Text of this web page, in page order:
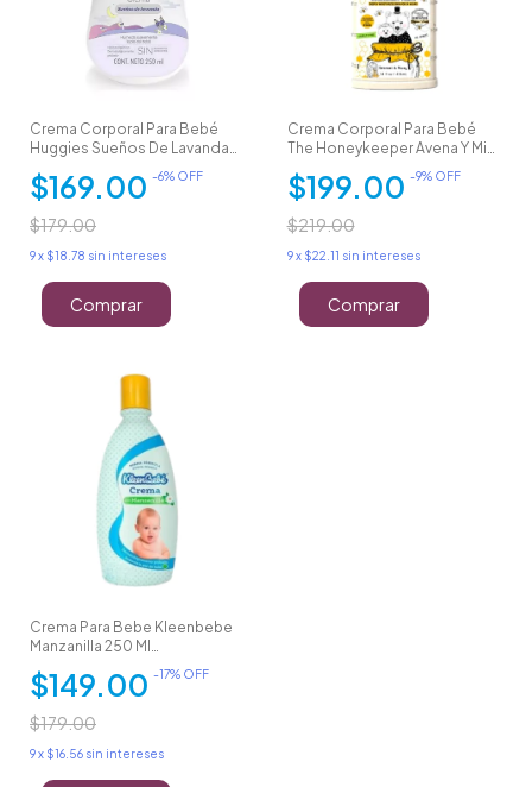
Crema Corporal Para Bebé
Huggies Sueños De Lavanda
$169.00 -6% OFF
$179.00
9x $18.78 sin intereses
Crema Corporal Para Bebé
The Honeykeeper Avena Y Miel
$199.00 -9% OFF
$219.00
9 x $22.11 sin intereses
Crema Para Bebe Kleenbebe
Manzanilla 250 Ml
$149.00 -17% OFF
$179.00
9x $16.56 sin intereses